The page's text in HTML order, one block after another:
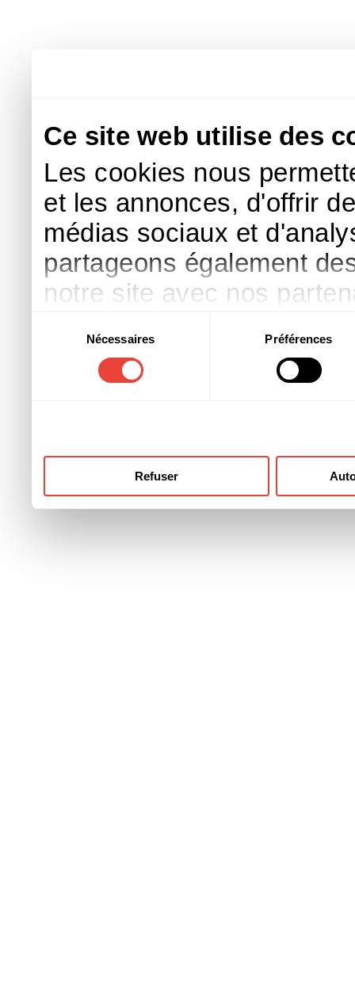
Ce site web utilise des
Les cookies nous
et les annonces, d'offrir
médias sociaux et
partageons également
notre site avec nos
d'autres informations
ont collectées lors de
consentement
Nécessaires Préférences
Refuser